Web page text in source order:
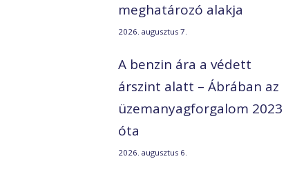
meghatározó alakja
2026. augusztus 7.
A benzin ára a védett
árszint alatt – Ábrában az
üzemanyagforgalom 2023
óta
2026. augusztus 6.